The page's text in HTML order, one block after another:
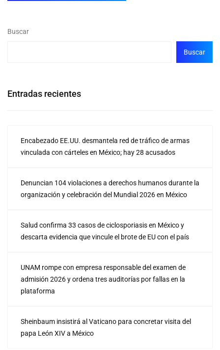
Buscar
Buscar
Entradas recientes
Encabezado EE.UU. desmantela red de tráfico de armas
vinculada con cárteles en México; hay 28 acusados
Denuncian 104 violaciones a derechos humanos durante la
organización y celebración del Mundial 2026 en México
Salud confirma 33 casos de ciclosporiasis en México y
descarta evidencia que vincule el brote de EU con el país
UNAM rompe con empresa responsable del examen de
admisión 2026 y ordena tres auditorías por fallas en la
plataforma
Sheinbaum insistirá al Vaticano para concretar visita del
papa León XIV a México